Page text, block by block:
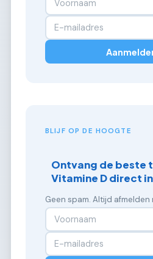
BLIJF OP DE HOOGTE
Ontvang de beste
Vitamine D direct
Geen spam. Altijd afmelden